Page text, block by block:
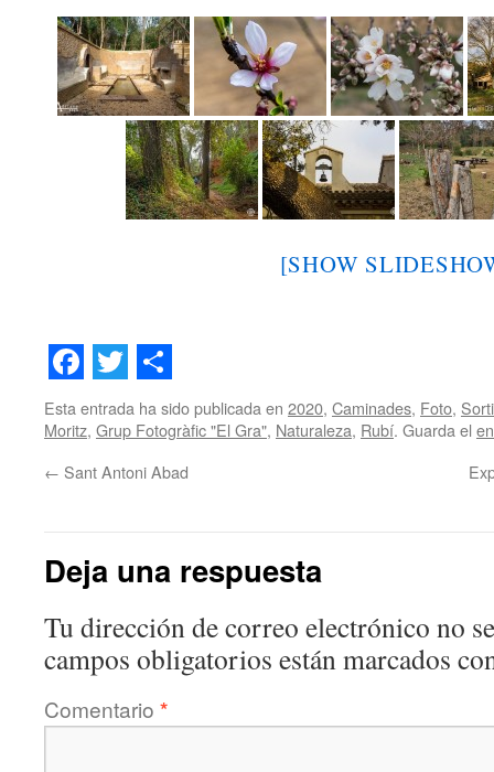
[SHOW
Facebook
Twitter
Share
Esta entrada ha sido publicada en 2020, Caminades, Foto,
Moritz, Grup Fotogràfic "El Gra", Naturaleza, Rubí. Guarda el
← Sant Antoni Abad
Deja una respuesta
Tu dirección de correo electrónico no
campos obligatorios están marcados
Comentario *